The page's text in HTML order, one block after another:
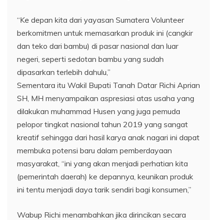
“Ke depan kita dari yayasan Sumatera Volunteer
berkomitmen untuk memasarkan produk ini (cangkir
dan teko dari bambu) di pasar nasional dan luar
negeri, seperti sedotan bambu yang sudah
dipasarkan terlebih dahulu,”
Sementara itu Wakil Bupati Tanah Datar Richi Aprian
SH, MH menyampaikan aspresiasi atas usaha yang
dilakukan muhammad Husen yang juga pemuda
pelopor tingkat nasional tahun 2019 yang sangat
kreatif sehingga dari hasil karya anak nagari ini dapat
membuka potensi baru dalam pemberdayaan
masyarakat, “ini yang akan menjadi perhatian kita
(pemerintah daerah) ke depannya, keunikan produk
ini tentu menjadi daya tarik sendiri bagi konsumen,”
Wabup Richi menambahkan jika dirincikan secara